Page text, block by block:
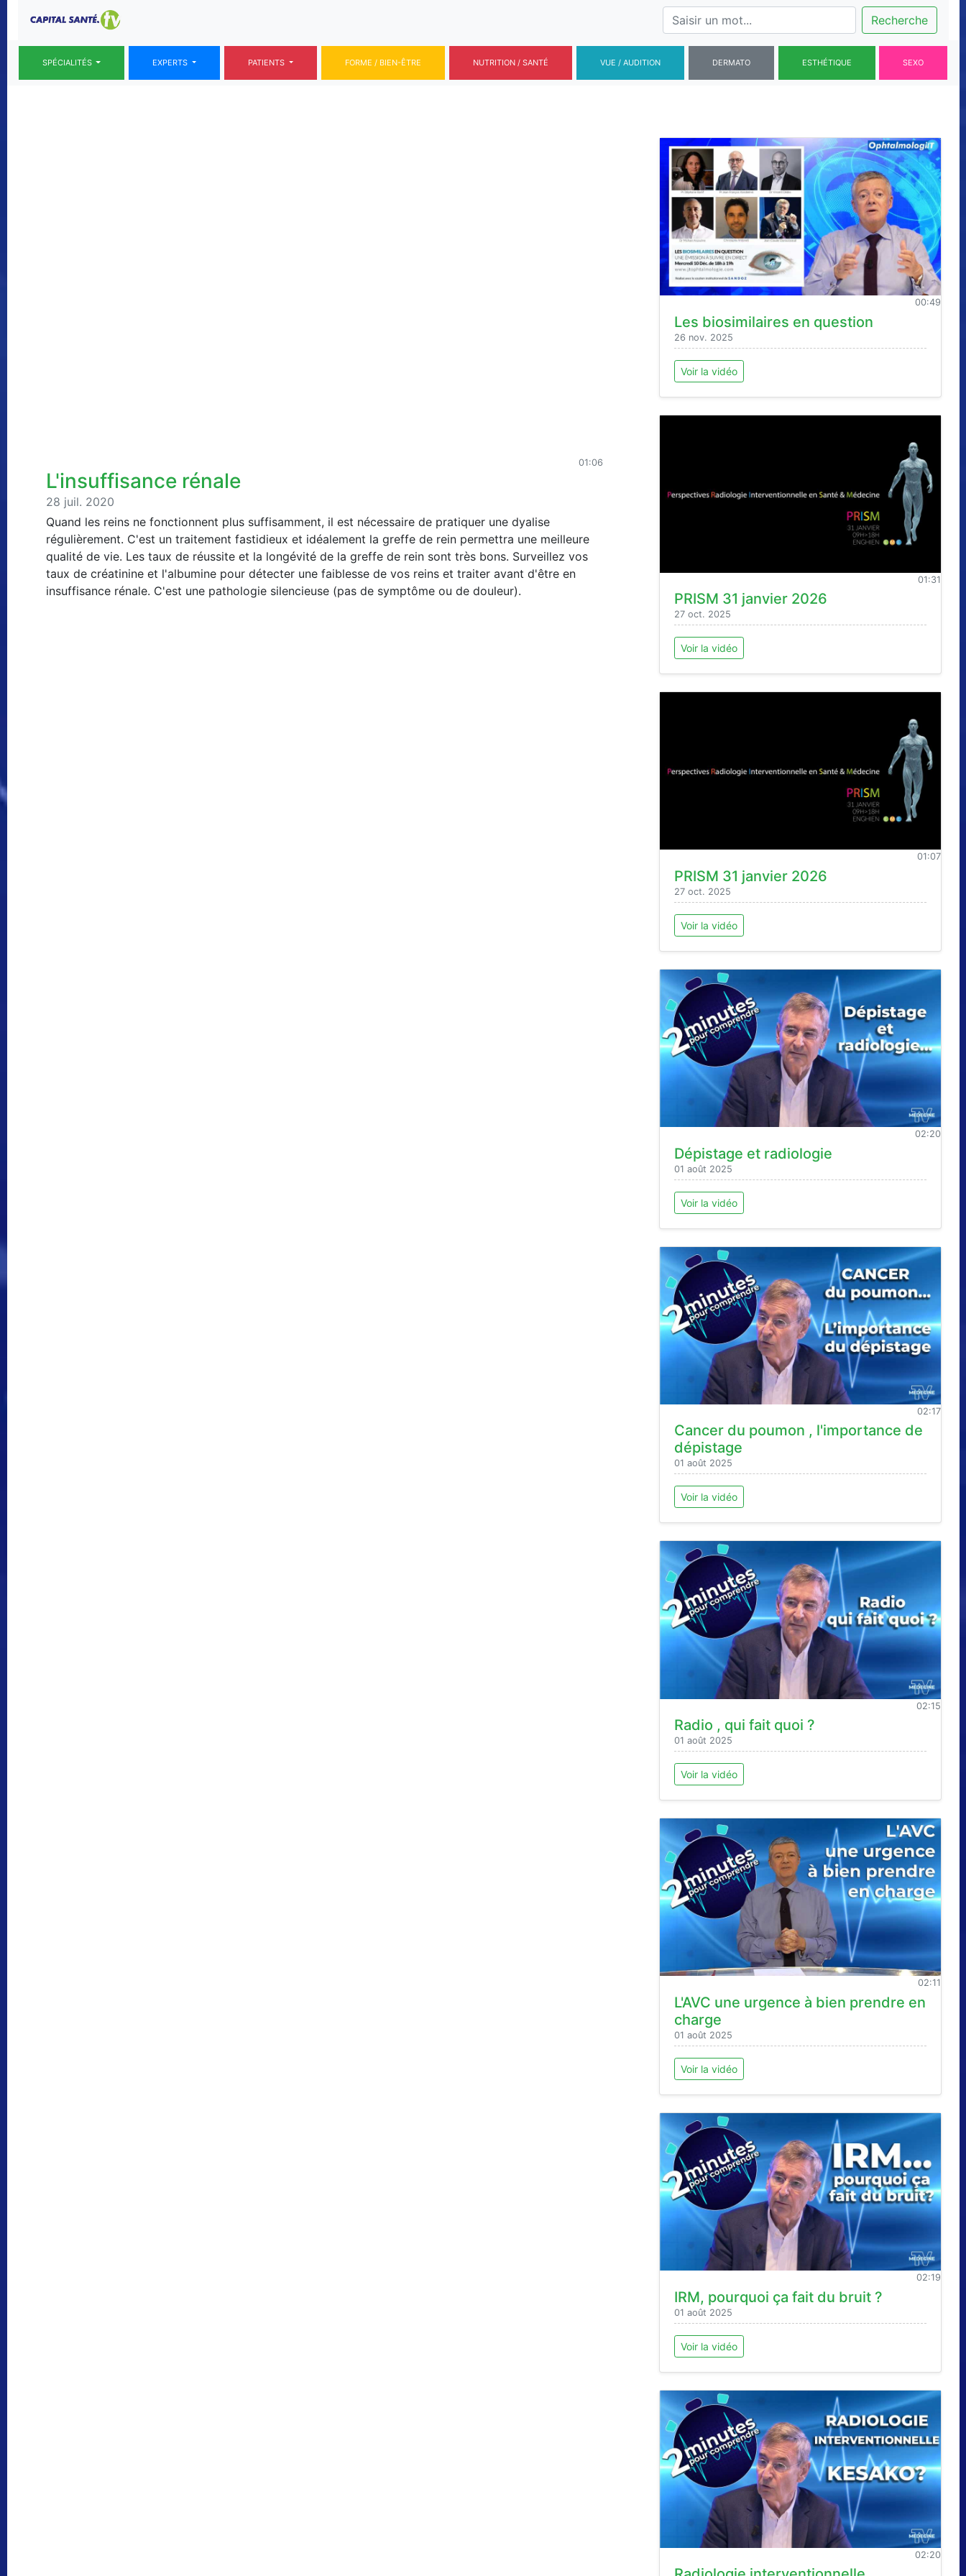
Recherche
SPÉCIALITÉS EXPERTS PATIENTS FORME / BIEN-ÊTRE NUTRITION / SANTÉ VUE / AUDITION DERMATO ESTHÉTIQUE SEXO
01:06
L'insuffisance rénale
28 juil. 2020
Quand les reins ne fonctionnent plus suffisamment, il est nécessaire de pratiquer une dyalise
régulièrement. C'est un traitement fastidieux et idéalement la greffe de rein permettra une meilleure
qualité de vie. Les taux de réussite et la longévité de la greffe de rein sont très bons. Surveillez vos
taux de créatinine et l'albumine pour détecter une faiblesse de vos reins et traiter avant d'être en
insuffisance rénale. C'est une pathologie silencieuse (pas de symptôme ou de douleur).
00:49
Les biosimilaires en question
26 nov. 2025
Voir la vidéo
01:31
PRISM 31 janvier 2026
27 oct. 2025
Voir la vidéo
01:07
PRISM 31 janvier 2026
27 oct. 2025
Voir la vidéo
02:20
Dépistage et radiologie
01 août 2025
Voir la vidéo
02:17
Cancer du poumon , l'importance de
dépistage
01 août 2025
Voir la vidéo
02:15
Radio , qui fait quoi ?
01 août 2025
Voir la vidéo
02:11
L'AVC une urgence à bien prendre en
charge
01 août 2025
Voir la vidéo
02:19
IRM, pourquoi ça fait du bruit ?
01 août 2025
Voir la vidéo
02:20